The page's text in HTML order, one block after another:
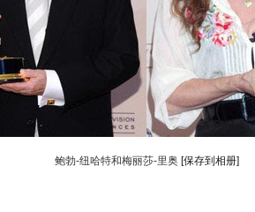
鲍勃-纽哈特和梅丽莎-里奥 [保存到相册]